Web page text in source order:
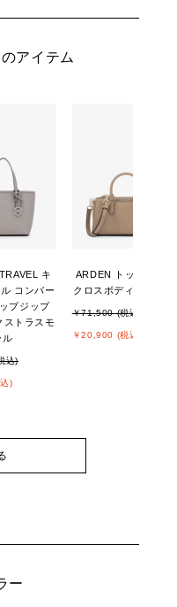
アイテム
キ
コンバー
プジップ
ストラスモ
ル
込)
)
ARDEN トップジップ
クロスボディ スモー
￥71,500 (税込)
￥20,900 (税込)
ー